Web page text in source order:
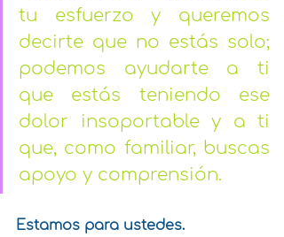
tu esfuerzo y queremos
decirte que no estás solo;
podemos ayudarte a ti
que estás teniendo ese
dolor insoportable y a ti
que, como familiar, buscas
apoyo y comprensión.
Estamos para ustedes.